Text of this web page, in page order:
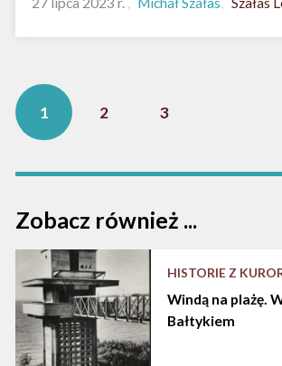
1 2 3
Zobacz również ...
HISTORIE Z
Windą na plażę.
Bałtykiem